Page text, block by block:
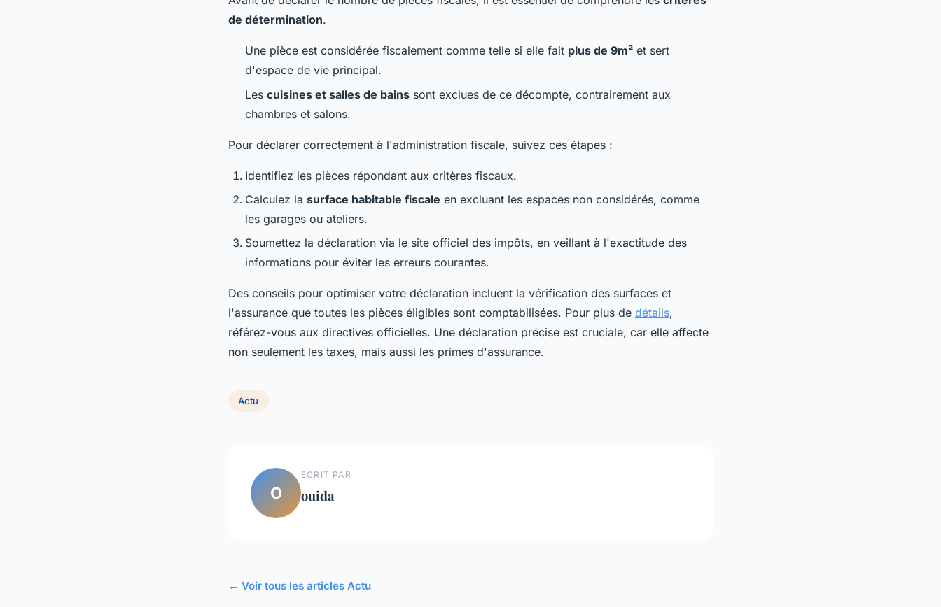
de détermination.
Une pièce est considérée fiscalement comme telle si elle fait plus de 9m² et sert
d'espace de vie principal.
Les cuisines et salles de bains sont exclues de ce décompte, contrairement aux
chambres et salons.
Pour déclarer correctement à l'administration fiscale, suivez ces étapes :
Identifiez les pièces répondant aux critères fiscaux.
Calculez la surface habitable fiscale en excluant les espaces non considérés, comme
les garages ou ateliers.
Soumettez la déclaration via le site officiel des impôts, en veillant à l'exactitude des
informations pour éviter les erreurs courantes.
Des conseils pour optimiser votre déclaration incluent la vérification des surfaces et
l'assurance que toutes les pièces éligibles sont comptabilisées. Pour plus de détails,
référez-vous aux directives officielles. Une déclaration précise est cruciale, car elle affecte
non seulement les taxes, mais aussi les primes d'assurance.
Actu
O
ECRIT PAR
ouida
← Voir tous les articles Actu